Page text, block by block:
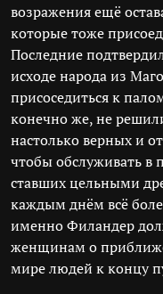
возражения ещё
которые тоже
Последние
исходе народа из
присоседиться к
конечно же, не
настолько верных и
чтобы обслуживать в
ставших цельными
каждым днём всё
именно Филандер
женщинам о
мире людей к концу